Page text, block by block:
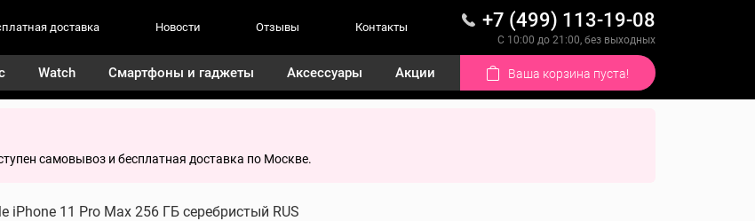
доставка Новости Отзывы Контакты +7 (499) 113-19-08
С 10:00 до 21:00, без выходных
Watch Смартфоны и гаджеты Аксессуары Акции Ваша корзина пуста!
самовывоз и бесплатная доставка по Москве.
iPhone 11 Pro Max 256 ГБ серебристый RUS